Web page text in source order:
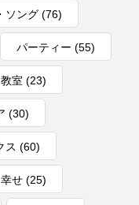
ソング(76)
パーティー (55)
室 (23)
(30)
ス (60)
幸せ(25)